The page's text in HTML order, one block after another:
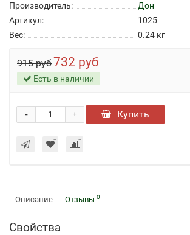
Производитель:
Дон
Артикул:
1025
Вес:
0.24 кг
915 руб732 руб
Есть в наличии
+
- Купить
Описание Отзывы 0
Свойства